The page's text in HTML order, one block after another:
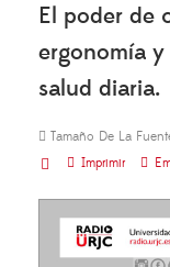
El poder de
ergonomía
salud diaria.
Tamaño De La
Imprimir